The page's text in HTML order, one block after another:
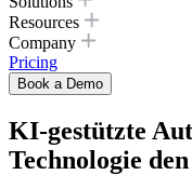
Resources
Company
Pricing
Book a Demo
KI-gestützte
Technologie